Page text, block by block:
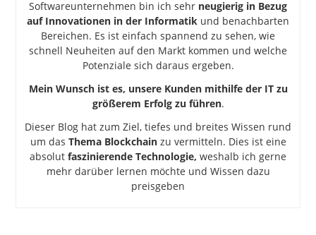
Softwareunternehmen bin ich sehr neugierig in Bezug
auf Innovationen in der Informatik und benachbarten
Bereichen. Es ist einfach spannend zu sehen, wie
schnell Neuheiten auf den Markt kommen und welche
Potenziale sich daraus ergeben.
Mein Wunsch ist es, unsere Kunden mithilfe der IT zu
größerem Erfolg zu führen.
Dieser Blog hat zum Ziel, tiefes und breites Wissen rund
um das Thema Blockchainzu vermitteln. Dies ist eine
absolut faszinierende Technologie, weshalb ich gerne
mehr darüber lernen möchte und Wissen dazu
preisgeben